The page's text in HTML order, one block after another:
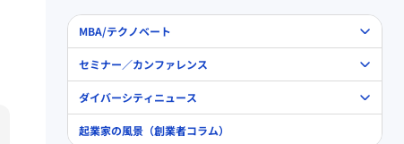
MBA/テクノベート
セミナー／カンファレンス
ダイバーシティニュース
起業家の風景（創業者コラム）